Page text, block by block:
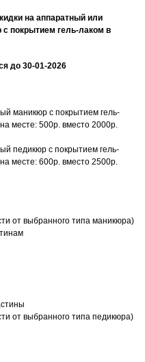
на аппаратный или
покрытием гель-лаком в
до 30-01-2026
маникюр с покрытием гель-
месте: 500р. вместо 2000р.
педикюр с покрытием гель-
месте: 600р. вместо 2500р.
от выбранного типа маникюра)
от выбранного типа педикюра)